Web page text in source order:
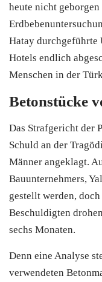
heute nicht
Hatay durchgeführte
Hotels endlich
Menschen in der
Betonstücke
Das Strafgericht der
Schuld an der
Männer angeklagt.
Bauunternehmers,
gestellt werden,
Beschuldigten
sechs Monaten.
Denn eine Analyse
verwendeten